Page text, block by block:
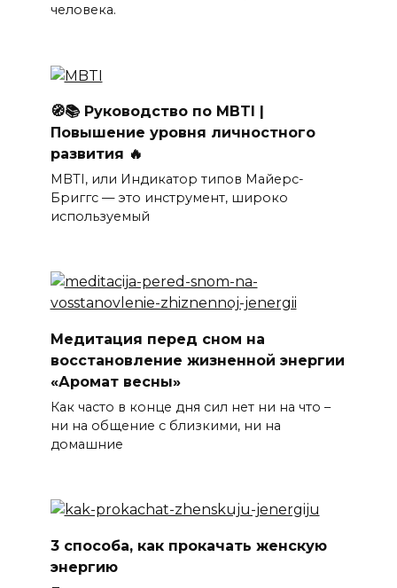
человека.
🧭📚 Руководство по MBTI |
Повышение уровня личностного
развития 🔥
MBTI, или Индикатор типов Майерс-
Бриггс — это инструмент, широко
используемый
Медитация перед сном на
восстановление жизненной энергии
«Аромат весны»
Как часто в конце дня сил нет ни на что –
ни на общение с близкими, ни на
домашние
3 способа, как прокачать женскую
энергию